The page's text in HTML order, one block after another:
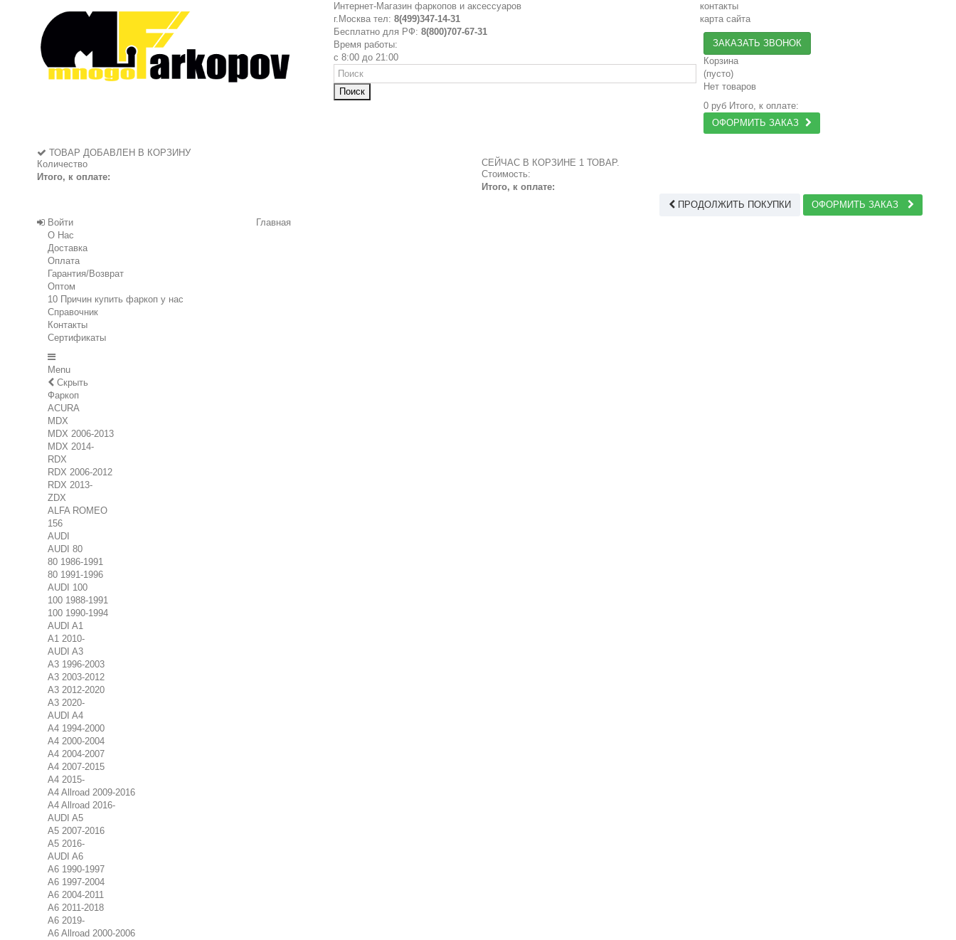
Интернет-Магазин фаркопов и аксессуаров
г.Москва тел: 8(499)347-14-31
Бесплатно для РФ: 8(800)707-67-31
Время работы:
с 8:00 до 21:00
Поиск
контакты
карта сайта
ЗАКАЗАТЬ ЗВОНОК
Корзина
(пусто)
Нет товаров
0 руб Итого, к оплате:
ОФОРМИТЬ ЗАКАЗ
ТОВАР ДОБАВЛЕН В КОРЗИНУ
Количество
Итого, к оплате:
СЕЙЧАС В КОРЗИНЕ 1 ТОВАР.
Стоимость:
Итого, к оплате:
ПРОДОЛЖИТЬ ПОКУПКИ
ОФОРМИТЬ ЗАКАЗ
Войти
Главная
О Нас
Доставка
Оплата
Гарантия/Возврат
Оптом
10 Причин купить фаркоп у нас
Справочник
Контакты
Сертификаты
Menu
Скрыть
Фаркоп
ACURA
MDX
MDX 2006-2013
MDX 2014-
RDX
RDX 2006-2012
RDX 2013-
ZDX
ALFA ROMEO
156
AUDI
AUDI 80
80 1986-1991
80 1991-1996
AUDI 100
100 1988-1991
100 1990-1994
AUDI A1
A1 2010-
AUDI A3
A3 1996-2003
A3 2003-2012
A3 2012-2020
A3 2020-
AUDI A4
A4 1994-2000
A4 2000-2004
A4 2004-2007
A4 2007-2015
A4 2015-
A4 Allroad 2009-2016
A4 Allroad 2016-
AUDI A5
A5 2007-2016
A5 2016-
AUDI A6
A6 1990-1997
A6 1997-2004
A6 2004-2011
A6 2011-2018
A6 2019-
A6 Allroad 2000-2006